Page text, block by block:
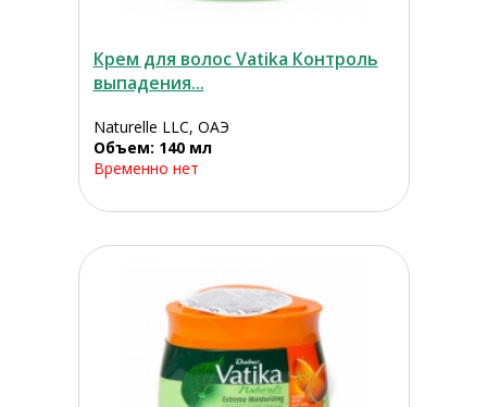
Крем для волос Vatika Контроль
выпадения...
Naturelle LLC, ОАЭ
Объем: 140 мл
Временно нет